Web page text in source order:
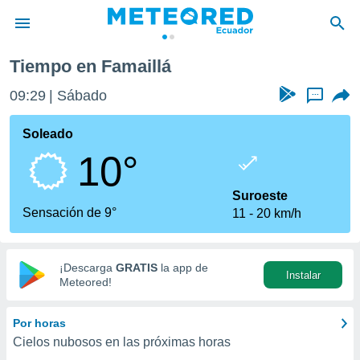
de
ha
calidad.
a este
las
y
digital
basada
Tiempo en Famaillá
09:29 Sábado ...
Soleado
10°
Sensación de 9°
Suroeste
11
20 km/h
¡Descarga GRATIS la app de
Meteored!
Instalar
Por horas
Cielos nubosos en las próximas horas